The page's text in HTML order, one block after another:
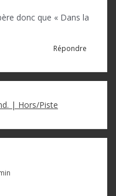
donc que « Dans la
Répondre
| Hors/Piste